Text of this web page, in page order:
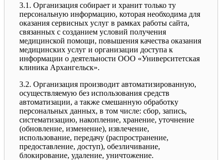
3.1. Организация собирает и хранит только ту
персональную информацию, которая необходима для
оказания сервисных услуг в рамках работы сайта,
связанных с созданием условий получения
медицинской помощи, повышения качества оказания
медицинских услуг и организации доступа к
информации о деятельности ООО «Университетская
клиника Архангельск».
3.2. Организация производит автоматизированную,
осуществляемую без использования средств
автоматизации, а также смешанную обработку
персональных данных, в том числе: сбор, запись,
систематизацию, накопление, хранение, уточнение
(обновление, изменение), извлечение,
использование, передачу (распространение,
предоставление, доступ), обезличивание,
блокирование, удаление, уничтожение.